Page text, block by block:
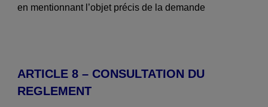
en mentionnant l’objet précis de la demande
ARTICLE 8 – CONSULTATION DU
REGLEMENT